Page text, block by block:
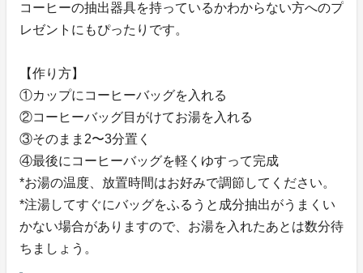
コーヒーの抽出器具を持っているかわからない方へのプ
レゼントにもぴったりです。
【作り方】
①カップにコーヒーバッグを入れる
②コーヒーバッグ目がけてお湯を入れる
③そのまま2〜3分置く
④最後にコーヒーバッグを軽くゆすって完成
*お湯の温度、放置時間はお好みで調節してください。
*注湯してすぐにバッグをふるうと成分抽出がうまくい
かない場合がありますので、お湯を入れたあとは数分待
ちましょう。